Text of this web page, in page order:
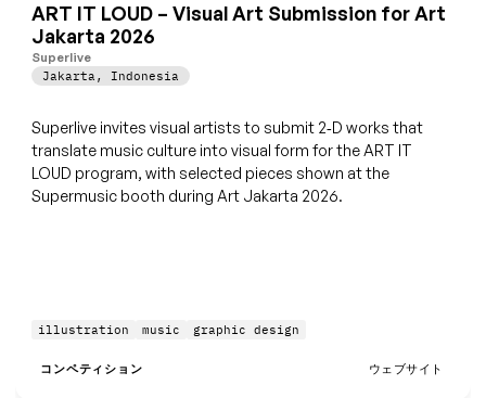
ART IT LOUD – Visual Art Submission for Art
Jakarta 2026
Superlive
Jakarta , Indonesia
Superlive invites visual artists to submit 2‑D works that
translate music culture into visual form for the ART IT
LOUD program, with selected pieces shown at the
Supermusic booth during Art Jakarta 2026.
illustration music graphic design
コンペティション ウェブサイト